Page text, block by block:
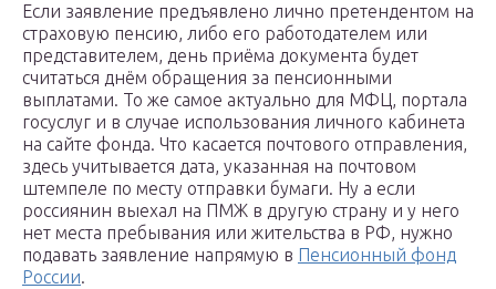
Если заявление предъявлено лично претендентом на
страховую пенсию, либо его работодателем или
представителем, день приёма документа будет
считаться днём обращения за пенсионными
выплатами. То же самое актуально для МФЦ, портала
госуслуг и в случае использования личного кабинета
на сайте фонда. Что касается почтового отправления,
здесь учитывается дата, указанная на почтовом
штемпеле по месту отправки бумаги. Ну а если
россиянин выехал на ПМЖ в другую страну и у него
нет места пребывания или жительства в РФ, нужно
подавать заявление напрямую в Пенсионный фонд
России.